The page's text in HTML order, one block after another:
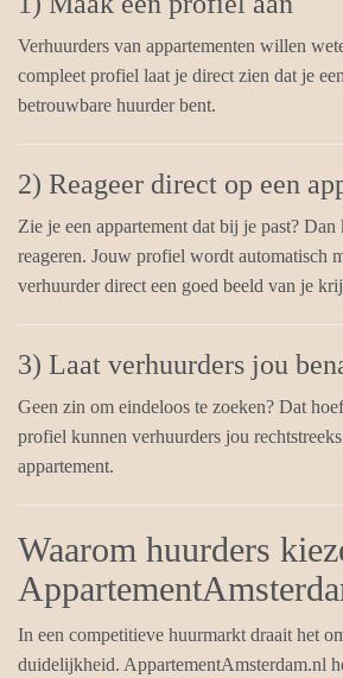
Verhuurders van appartementen willen
compleet profiel laat je direct zien dat je
betrouwbare huurder bent.
2) Reageer direct op een
Zie je een appartement dat bij je past? Dan
reageren. Jouw profiel wordt automatisch
verhuurder direct een goed beeld van je
3) Laat verhuurders jou
Geen zin om eindeloos te zoeken? Dat
profiel kunnen verhuurders jou
appartement.
Waarom huurders
In een competitieve huurmarkt draait het
duidelijkheid. AppartementAmsterdam.nl